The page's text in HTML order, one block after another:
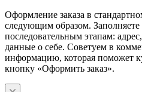
Оформление заказа в
следующим образом.
последовательным этапам:
данные о себе. Советуем в
информацию, которая поможет
кнопку «Оформить заказ».